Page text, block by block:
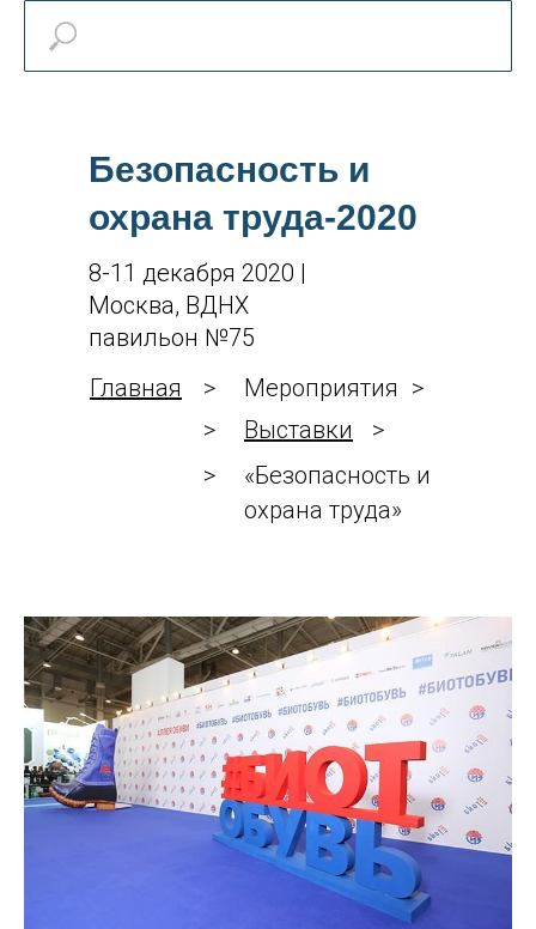
Безопасность и
охрана труда-2020
8-11 декабря 2020 |
Москва, ВДНХ
павильон №75
Главная
>
Мероприятия
Выставки
>
«Безопасность и
охрана труда»
>
>
>